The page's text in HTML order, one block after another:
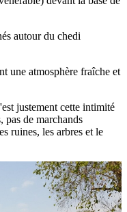
autour du chedi
une atmosphère fraîche et
justement cette intimité
pas de marchands
ruines, les arbres et le